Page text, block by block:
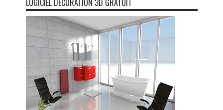
LOGICIEL DÉCORATION 3D GRATUIT